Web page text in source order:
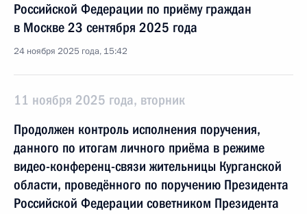
Российской Федерации по приёму граждан
в Москве 23 сентября 2025 года
24 ноября 2025 года, 15:42
11 ноября 2025 года, вторник
Продолжен контроль исполнения поручения,
данного по итогам личного приёма в режиме
видео-конференц-связи жительницы Курганской
области, проведённого по поручению Президента
Российской Федерации советником Президента